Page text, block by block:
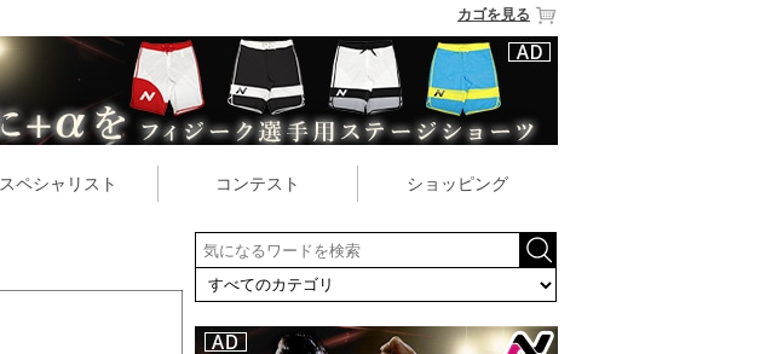
カゴを見る
スペシャリスト コンテスト ショッピング